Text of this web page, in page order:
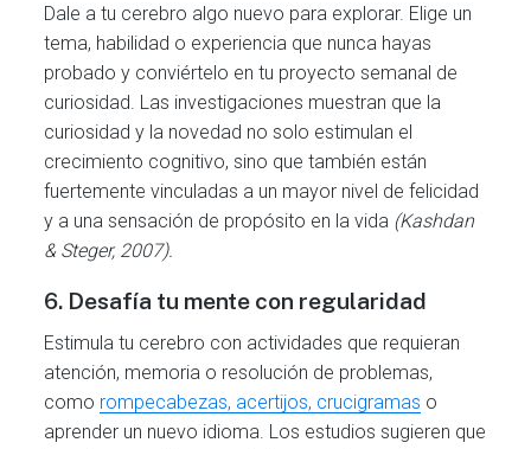
Dale a tu cerebro algo nuevo para explorar. Elige un
tema, habilidad o experiencia que nunca hayas
probado y conviértelo en tu proyecto semanal de
curiosidad. Las investigaciones muestran que la
curiosidad y la novedad no solo estimulan el
crecimiento cognitivo, sino que también están
fuertemente vinculadas a un mayor nivel de felicidad
y a una sensación de propósito en la vida (Kashdan
& Steger, 2007).
6. Desafía tu mente con regularidad
Estimula tu cerebro con actividades que requieran
atención, memoria o resolución de problemas,
como rompecabezas, acertijos, crucigramas o
aprender un nuevo idioma. Los estudios sugieren que